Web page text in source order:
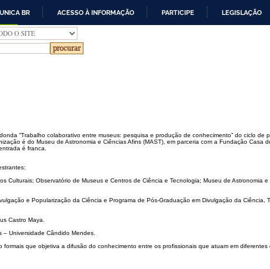
IR
PARA
O
CONTEÚDO
BR ACESSO À INFORMAÇÃO PARTICIPE LEGISLAÇÃO
“Trabalho colaborativo entre museus: pesquisa e produção de conhecimento” do ciclo de
é do Museu de Astronomia e Ciências Afins (MAST), em parceria com a Fundação Casa
é franca.
Culturais; Observatório de Museus e Centros de Ciência e Tecnologia; Museu de Astronomia e
e Popularização da Ciência e Programa de Pós-Graduação em Divulgação da Ciência,
Castro Maya.
– Universidade Cândido Mendes.
que objetiva a difusão do conhecimento entre os profissionais que atuam em diferentes